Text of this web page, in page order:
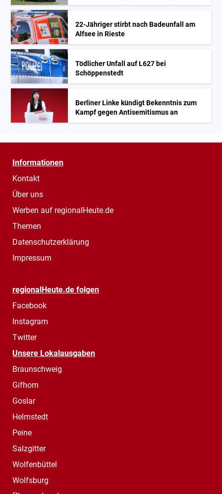
22-Jähriger stirbt nach Badeunfall am
Alfsee in Rieste
Tödlicher Unfall auf L627 bei
Schöppenstedt
Berliner Linke kündigt Bekenntnis zum
Kampf gegen Antisemitismus an
Informationen
Kontakt
Über uns
Werben auf regionalHeute.de
Themen
Datenschutzerklärung
Impressum
regionalHeute.de folgen
Facebook
Instagram
Twitter
Unsere Lokalausgaben
Braunschweig
Gifhorn
Goslar
Helmstedt
Peine
Salzgitter
Wolfenbüttel
Wolfsburg